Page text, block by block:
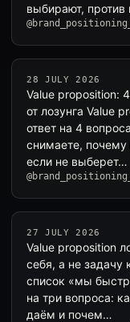
выбирают, против
28 JULY 2026
Value proposition:
от лозунга Value
ответ на 4
снимаете, почему
если не выберет…
27 JULY 2026
Value proposition
себя, а не задачу
список «мы
на три вопроса:
даём и почем…